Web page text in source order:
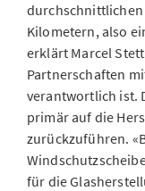
durchschnittlichen
Kilometern, also
erklärt Marcel
Partnerschaften
verantwortlich ist.
primär auf die
zurückzuführen.
für die